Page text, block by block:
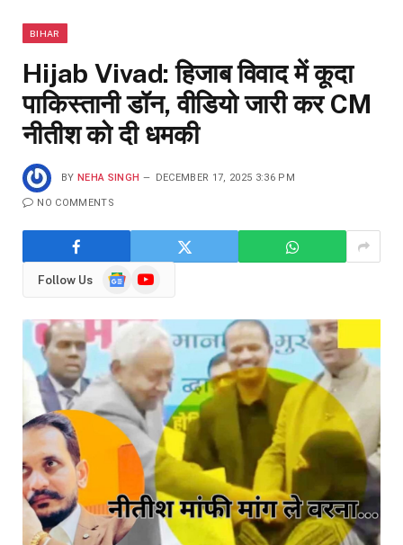
BIHAR
Hijab Vivad: हिजाब विवाद में कूदा
पाकिस्तानी डॉन, वीडियो जारी कर CM
नीतीश को दी धमकी
BY NEHA SINGH DECEMBER 17, 2025 3:36 PM
NO COMMENTS
Follow Us
GoogleYouTube